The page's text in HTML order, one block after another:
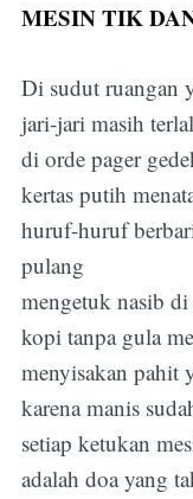
MESIN TIK
Di sudut ruangan
jari-jari masih
di orde pager
kertas putih
huruf-huruf
pulang
mengetuk nasib di
kopi tanpa gula
menyisakan pahit
karena manis
setiap ketukan
adalah doa yang